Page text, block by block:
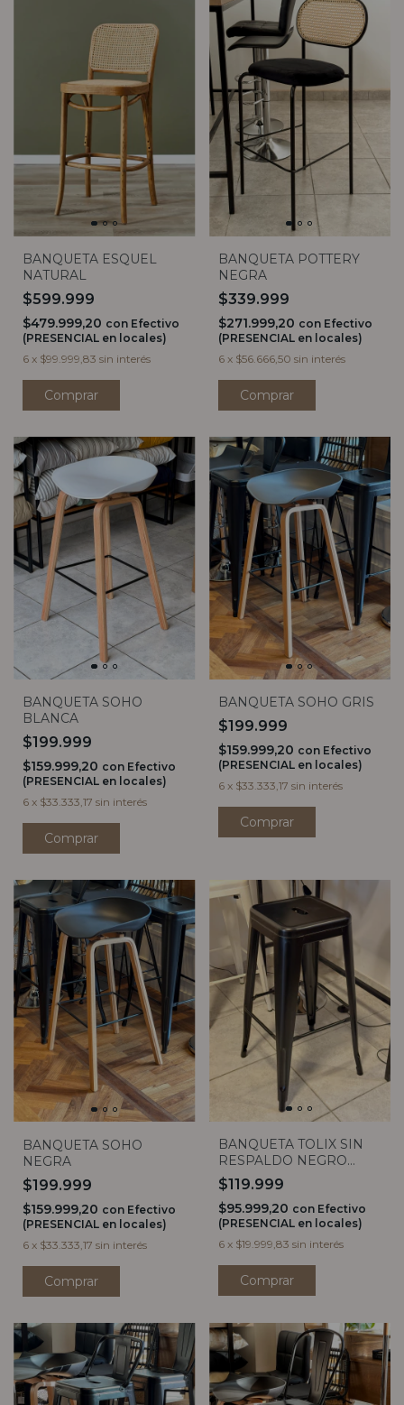
BANQUETA ESQUEL
NATURAL
$599.999
$479.999,20 con Efectivo
(PRESENCIAL en locales)
6 x $99.999,83 sin interés
BANQUETA POTTERY
NEGRA
$339.999
$271.999,20 con Efectivo
(PRESENCIAL en locales)
6 x $56.666,50 sin interés
BANQUETA SOHO
BLANCA
$199.999
$159.999,20 con Efectivo
(PRESENCIAL en locales)
6 x $33.333,17 sin interés
BANQUETA SOHO GRIS
$199.999
$159.999,20 con Efectivo
(PRESENCIAL en locales)
6 x $33.333,17 sin interés
BANQUETA SOHO
NEGRA
$199.999
$159.999,20 con Efectivo
(PRESENCIAL en locales)
6 x $33.333,17 sin interés
BANQUETA TOLIX SIN
RESPALDO NEGRO
MATE
$119.999
$95.999,20 con Efectivo
(PRESENCIAL en locales)
6 x $19.999,83 sin interés